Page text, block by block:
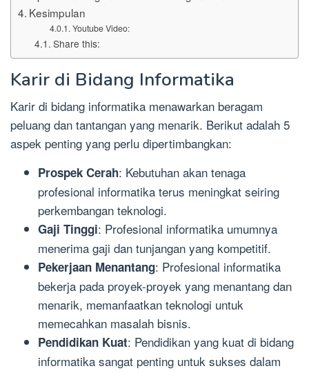
Kesimpulan
Youtube Video:
Share this:
Karir di Bidang Informatika
Karir di bidang informatika menawarkan beragam
peluang dan tantangan yang menarik. Berikut adalah 5
aspek penting yang perlu dipertimbangkan:
Prospek Cerah: Kebutuhan akan tenaga
profesional informatika terus meningkat seiring
perkembangan teknologi.
Gaji Tinggi: Profesional informatika umumnya
menerima gaji dan tunjangan yang kompetitif.
Pekerjaan Menantang: Profesional informatika
bekerja pada proyek-proyek yang menantang dan
menarik, memanfaatkan teknologi untuk
memecahkan masalah bisnis.
Pendidikan Kuat: Pendidikan yang kuat di bidang
informatika sangat penting untuk sukses dalam